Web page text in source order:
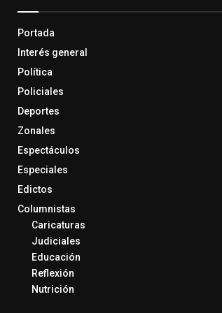
Portada
Interés general
Política
Policiales
Deportes
Zonales
Espectáculos
Especiales
Edictos
Columnistas
Caricaturas
Judiciales
Educación
Reflexión
Nutrición